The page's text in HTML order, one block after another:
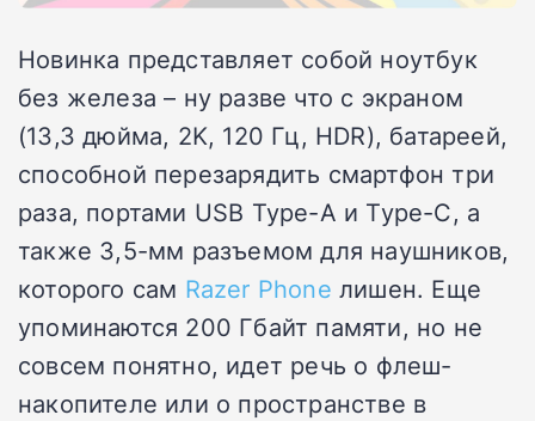
Новинка представляет собой ноутбук
без железа – ну разве что с экраном
(13,3 дюйма, 2K, 120 Гц, HDR), батареей,
способной перезарядить смартфон три
раза, портами USB Type-A и Type-C, а
также 3,5-мм разъемом для наушников,
которого сам Razer Phone лишен. Еще
упоминаются 200 Гбайт памяти, но не
совсем понятно, идет речь о флеш-
накопителе или о пространстве в